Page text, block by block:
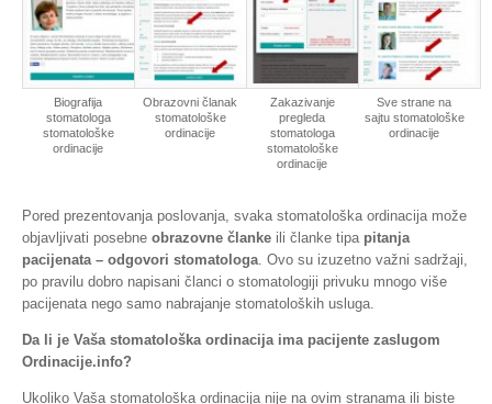
Biografija
stomatologa
stomatološke
ordinacije
Obrazovni članak
stomatološke
ordinacije
Zakazivanje
pregleda
stomatologa
stomatološke
ordinacije
Sve strane na
sajtu stomatološke
ordinacije
Pored prezentovanja poslovanja, svaka stomatološka ordinacija može
objavljivati posebne obrazovne članke ili članke tipa pitanja
pacijenata – odgovori stomatologa . Ovo su izuzetno važni sadržaji,
po pravilu dobro napisani članci o stomatologiji privuku mnogo više
pacijenata nego samo nabrajanje stomatoloških usluga.
Da li je Vaša stomatološka ordinacija ima pacijente zaslugom
Ordinacije.info?
Ukoliko Vaša stomatološka ordinacija nije na ovim stranama ili biste